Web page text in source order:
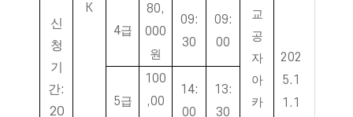
신
청
기
간:
20
K
교
공
자
아
카
202
5.1
1.1
4급
80,
000
원
09:
30
09:
00
5급
100
,00
14:
00
13:
30